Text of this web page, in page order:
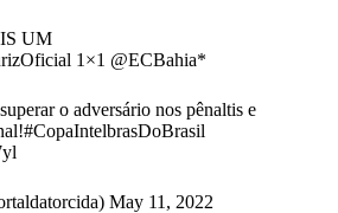
UM
1×1 @ECBahia*
o adversário nos pênaltis e
!#CopaIntelbrasDoBrasil
May 11, 2022